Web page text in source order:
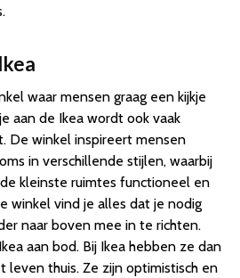
waar mensen graag een kijkje
aan de Ikea wordt ook vaak
De winkel inspireert mensen
in verschillende stijlen, waarbij
kleinste ruimtes functioneel en
winkel vind je alles dat je nodig
naar boven mee in te richten.
aan bod. Bij Ikea hebben ze dan
leven thuis. Ze zijn optimistisch en